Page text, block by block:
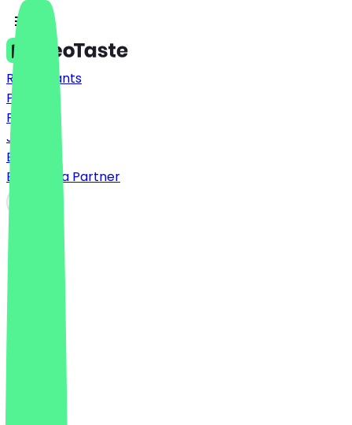
Restaurants
Prices
FAQ
Jobs
Blog
Become a Partner